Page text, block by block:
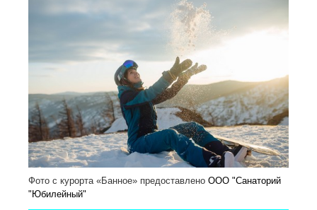
Фото с курорта «Банное» предоставлено ООО "Санаторий
"Юбилейный"